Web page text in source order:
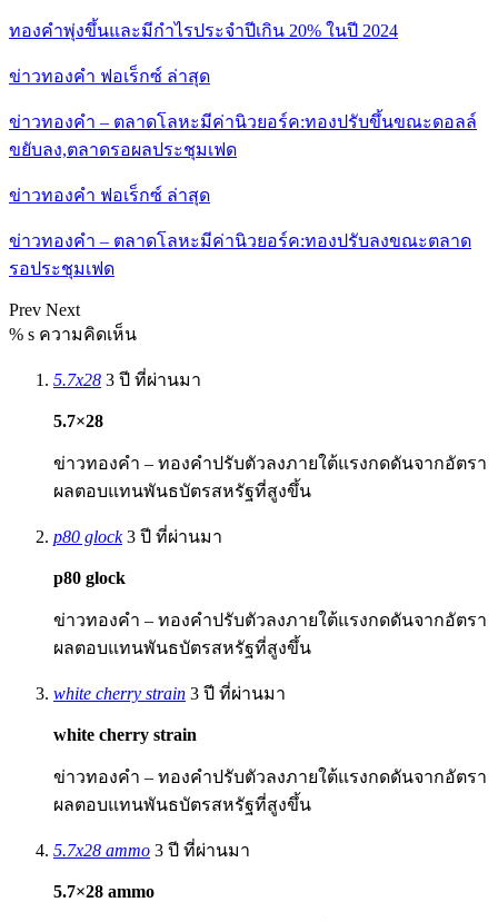
ทองคำพุ่งขึ้นและมีกำไรประจำปีเกิน 20% ในปี 2024
ข่าวทองคำ ฟอเร็กซ์ ล่าสุด
ข่าวทองคำ – ตลาดโลหะมีค่านิวยอร์ค:ทองปรับขึ้นขณะดอลล์
ขยับลง,ตลาดรอผลประชุมเฟด
ข่าวทองคำ ฟอเร็กซ์ ล่าสุด
ข่าวทองคำ – ตลาดโลหะมีค่านิวยอร์ค:ทองปรับลงขณะตลาด
รอประชุมเฟด
Prev Next
% s ความคิดเห็น
5.7x28 3 ปี ที่ผ่านมา
5.7×28
ข่าวทองคำ – ทองคำปรับตัวลงภายใต้แรงกดดันจากอัตรา
ผลตอบแทนพันธบัตรสหรัฐที่สูงขึ้น
p80 glock 3 ปี ที่ผ่านมา
p80 glock
ข่าวทองคำ – ทองคำปรับตัวลงภายใต้แรงกดดันจากอัตรา
ผลตอบแทนพันธบัตรสหรัฐที่สูงขึ้น
white cherry strain 3 ปี ที่ผ่านมา
white cherry strain
ข่าวทองคำ – ทองคำปรับตัวลงภายใต้แรงกดดันจากอัตรา
ผลตอบแทนพันธบัตรสหรัฐที่สูงขึ้น
5.7x28 ammo 3 ปี ที่ผ่านมา
5.7×28 ammo